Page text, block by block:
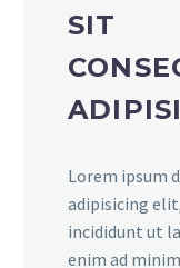
SIT
Lorem ipsum
adipisicing
incididunt ut
enim ad